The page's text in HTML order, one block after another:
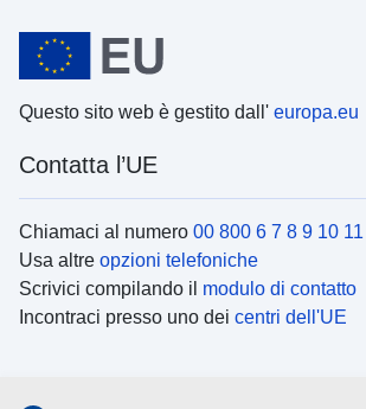
Questo sito web è gestito dall' europa.eu
Contatta l’UE
Chiamaci al numero 00 800 6 7 8 9 10 11
Usa altre opzioni telefoniche
Scrivici compilando il modulo di contatto
Incontraci presso uno dei centri dell'UE